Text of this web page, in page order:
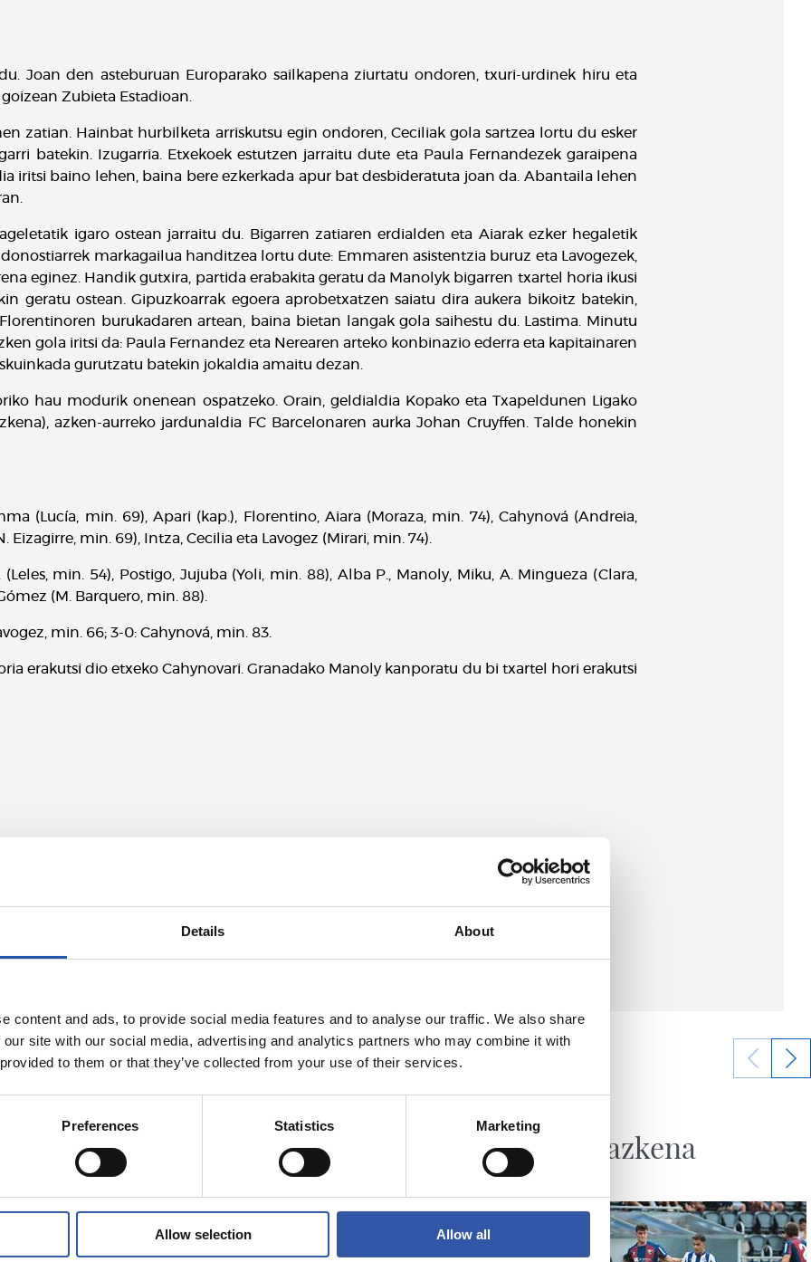
Details About
content and ads, to provide social media features and to analyse our traffic. We also share
site with our social media, advertising and analytics partners who may combine it with
to them or that they’ve collected from your use of their services.
Preferences Statistics Marketing
Allow selection Allow all
Joan den asteburuan Europarako sailkapena ziurtatu ondoren, txuri-urdinek hiru eta
Zubieta Estadioan.
zatian. Hainbat hurbilketa arriskutsu egin ondoren, Ceciliak gola sartzea lortu du esker
batekin. Izugarria. Etxekoek estutzen jarraitu dute eta Paula Fernandezek garaipena
iritsi baino lehen, baina bere ezkerkada apur bat desbideratuta joan da. Abantaila lehen
igaro ostean jarraitu du. Bigarren zatiaren erdialden eta Aiarak ezker hegaletik
markagailua handitzea lortu dute: Emmaren asistentzia buruz eta Lavogezek,
eginez. Handik gutxira, partida erabakita geratu da Manolyk bigarren txartel horia ikusi
geratu ostean. Gipuzkoarrak egoera aprobetxatzen saiatu dira aukera bikoitz batekin,
burukadaren artean, baina bietan langak gola saihestu du. Lastima. Minutu
gola iritsi da: Paula Fernandez eta Nerearen arteko konbinazio ederra eta kapitainaren
gurutzatu batekin jokaldia amaitu dezan.
hau modurik onenean ospatzeko. Orain, geldialdia Kopako eta Txapeldunen Ligako
azken-aurreko jardunaldia FC Barcelonaren aurka Johan Cruyffen. Talde honekin
(Lucía, min. 69), Apari (kap.), Florentino, Aiara (Moraza, min. 74), Cahynová (Andreia,
Eizagirre, min. 69), Intza, Cecilia eta Lavogez (Mirari, min. 74).
(Leles, min. 54), Postigo, Jujuba (Yoli, min. 88), Alba P., Manoly, Miku, A. Mingueza (Clara,
(M. Barquero, min. 88).
min. 66; 3-0: Cahynová, min. 83.
erakutsi dio etxeko Cahynovari. Granadako Manoly kanporatu du bi txartel hori erakutsi
bikoitza
AURREKOA
Champions mailako
partida
SANSE
Udako azkena